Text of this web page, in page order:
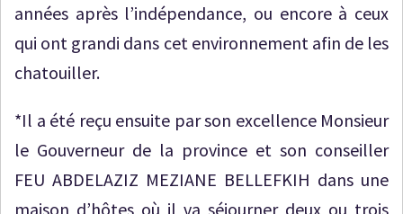
années après l’indépendance, ou encore à ceux
qui ont grandi dans cet environnement afin de les
chatouiller.
*Il a été reçu ensuite par son excellence Monsieur
le Gouverneur de la province et son conseiller
FEU ABDELAZIZ MEZIANE BELLEFKIH dans une
maison d’hôtes où il va séjourner deux ou trois